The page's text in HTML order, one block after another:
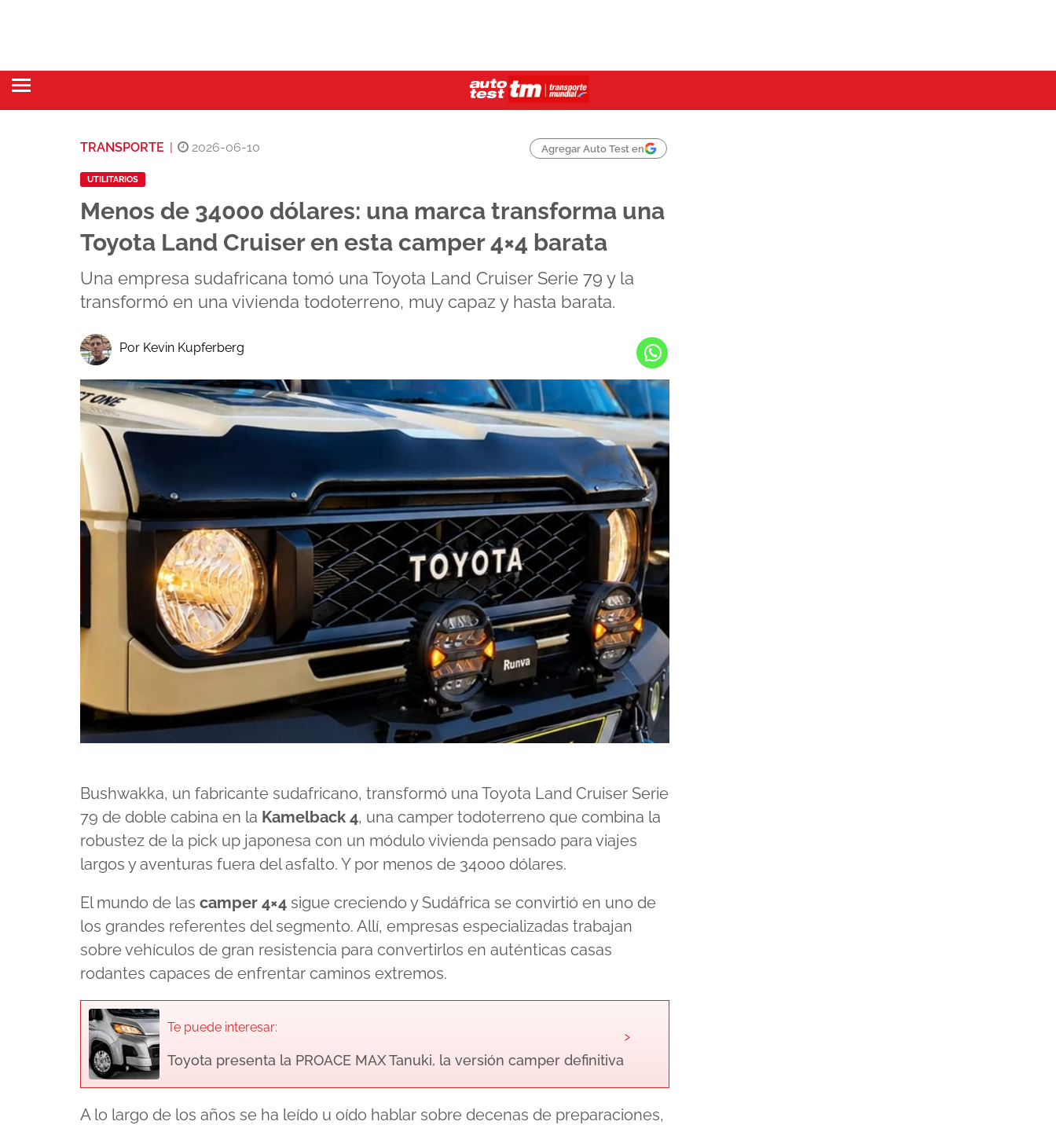
TRANSPORTE 2026-06-10 Agregar Auto Test en
UTILITARIOS
Menos de 34000 dólares: una marca transforma una
Toyota Land Cruiser en esta camper 4×4 barata
Una empresa sudafricana tomó una Toyota Land Cruiser Serie 79 y la
transformó en una vivienda todoterreno, muy capaz y hasta barata.
Por Kevin Kupferberg
Bushwakka, un fabricante sudafricano, transformó una Toyota Land Cruiser Serie
79 de doble cabina en la Kamelback 4, una camper todoterreno que combina la
robustez de la pick up japonesa con un módulo vivienda pensado para viajes
largos y aventuras fuera del asfalto. Y por menos de 34000 dólares.
El mundo de las camper 4×4 sigue creciendo y Sudáfrica se convirtió en uno de
los grandes referentes del segmento. Allí, empresas especializadas trabajan
sobre vehículos de gran resistencia para convertirlos en auténticas casas
rodantes capaces de enfrentar caminos extremos.
Te puede interesar:
Toyota presenta la PROACE MAX Tanuki, la versión camper definitiva
›
A lo largo de los años se ha leído u oído hablar sobre decenas de preparaciones,